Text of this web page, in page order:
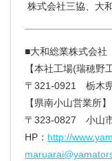
株式会社三協、
■大和総業株式会社
【本社工場(瑞穂野
〒321-0921 栃木
【県南小山営業所】
〒323-0827 小山
HP： http://